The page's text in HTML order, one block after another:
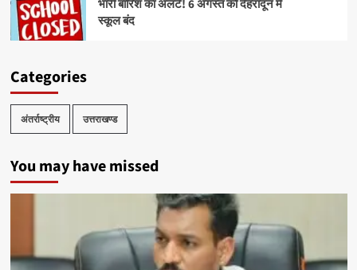
भारी बारिश का अलर्ट! 6 अगस्त को देहरादून में
स्कूल बंद
Categories
अंतर्राष्ट्रीय उत्तराखण्ड
You may have missed